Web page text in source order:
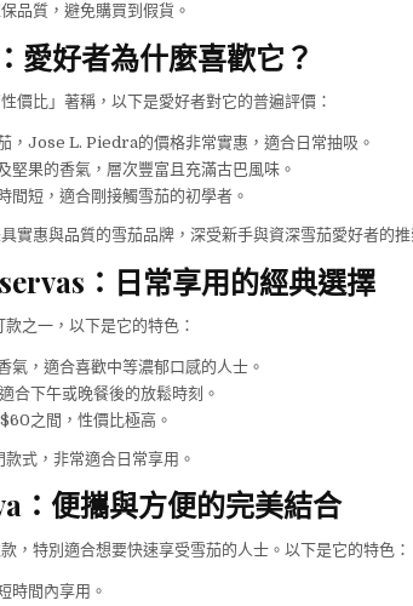
品質，避免購買到假貨。
愛好者為什麼喜歡它？
價比」著稱，以下是愛好者對它的普遍評價：
，Jose L. Piedra的價格非常實惠，適合日常抽吸。
果的香氣，層次豐富且充滿古巴風味。
短，適合剛接觸雪茄的初學者。
實惠與品質的雪茄品牌，深受新手與資深雪茄愛好者的
：日常享用的經典選擇
之一，以下是它的特色：
，適合喜歡中等濃郁口感的人士。
合下午或晚餐後的放鬆時刻。
之間，性價比極高。
式，非常適合日常享用。
：便攜與方便的完美結合
特別適合想要快速享受雪茄的人士。以下是它的特色：
時間內享用。